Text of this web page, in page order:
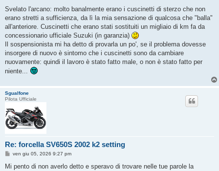
s
a
g
i
o
Svelato l'arcano: molto banalmente erano i cuscinetti di sterzo che non
erano stretti a sufficienza, da lì la mia sensazione di qualcosa che "balla"
all'anteriore. Cuscinetti che erano stati sostituiti un migliaio di km fa da
concessionario ufficiale Suzuki (in garanzia)
Il sospensionista mi ha detto di provarla un po', se il problema dovesse
insorgere di nuovo è sintomo che i cuscinetti sono da cambiare
nuovamente: quindi il lavoro è stato fatto male, o non è stato fatto per
niente...
Sgualfone
Pilota Ufficiale
Re: forcella SV650S 2002 k2 setting
M
s
ven giu 05, 2026 9:27 pm
Mi pento di non averlo detto e speravo di trovare nelle tue parole la